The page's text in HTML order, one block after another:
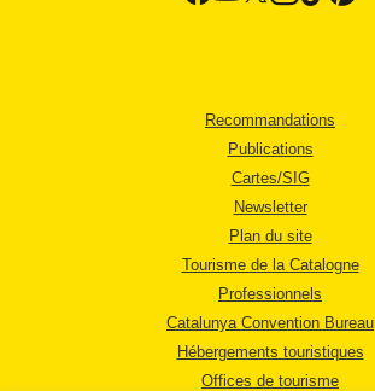
Recommandations
Publications
Cartes/SIG
Newsletter
Plan du site
Tourisme de la Catalogne
Professionnels
Catalunya Convention Bureau
Hébergements touristiques
Offices de tourisme